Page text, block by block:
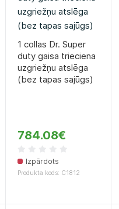
1 collas Dr. Super
duty gaisa trieciena
uzgriežņu atslēga
(bez tapas sajūgs)
784.08€
Izpārdots
Produkta kods: C1812